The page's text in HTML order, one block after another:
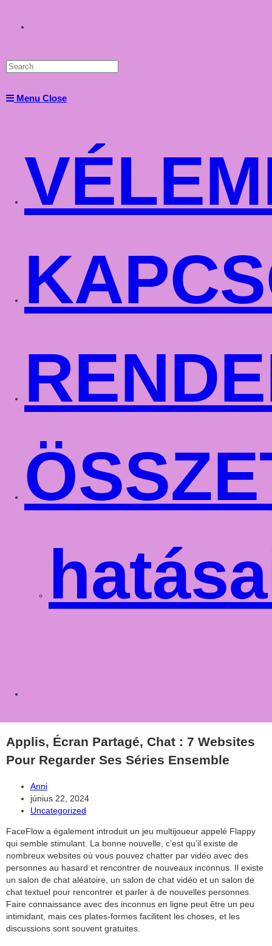
website
Menu Close
search
Applis, Écran Partagé, Chat : 7 Websites
Pour Regarder Ses Séries Ensemble
Post
author:
Anni
Post
published:
június 22, 2024
Post
Uncategorized
FaceFlow a également introduit un jeu multijoueur appelé Flappy
qui semble stimulant. La bonne nouvelle, c’est qu’il existe de
nombreux websites où vous pouvez chatter par vidéo avec des
personnes au hasard et rencontrer de nouveaux inconnus. Il existe
un salon de chat aléatoire, un salon de chat vidéo et un salon de
chat textuel pour rencontrer et parler à de nouvelles personnes.
Faire connaissance avec des inconnus en ligne peut être un peu
intimidant, mais ces plates-formes facilitent les choses, et les
discussions sont souvent gratuites.